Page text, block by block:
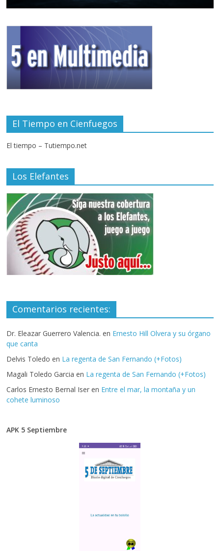
El Tiempo en Cienfuegos
El tiempo – Tutiempo.net
Los Elefantes
Comentarios recientes:
Dr. Eleazar Guerrero Valencia. en Ernesto Hill Olvera y su órgano
que canta
Delvis Toledo en La regenta de San Fernando (+Fotos)
Magali Toledo Garcia en La regenta de San Fernando (+Fotos)
Carlos Ernesto Bernal Iser en Entre el mar, la montaña y un
cohete luminoso
APK 5 Septiembre